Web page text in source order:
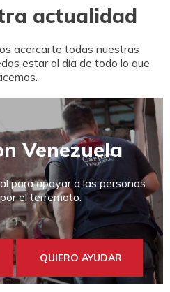
actualidad
acercarte todas nuestras
estar al día de todo lo que
Venezuela
para apoyar a las personas
el terremoto.
QUIERO AYUDAR